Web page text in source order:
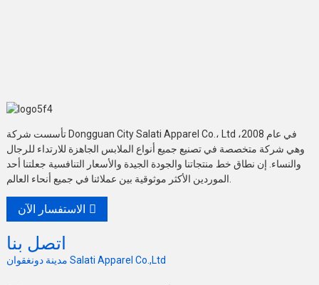
تأسست شركة Dongguan City Salati Apparel Co.، Ltd في عام 2008،
وهي شركة متخصصة في تصنيع جميع أنواع الملابس الجاهزة للارتداء للرجال
والنساء. إن نطاق خط منتجاتنا والجودة الجيدة والأسعار التنافسية جعلتنا أحد
الاستفسار الآن
اتصل بنا
مدينة دونغقوان Salati Apparel Co.,Ltd